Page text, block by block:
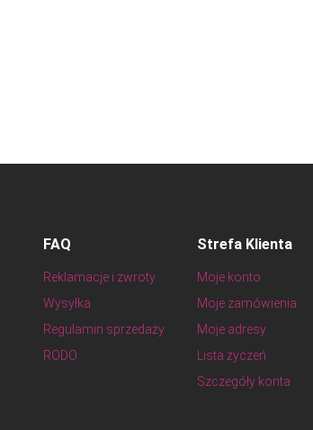
FAQ
Reklamacje i zwroty
Wysyłka
Regulamin sprzedaży
RODO
Strefa Klienta
Moje konto
Moje zamówienia
Moje adresy
Lista życzeń
Szczegóły konta